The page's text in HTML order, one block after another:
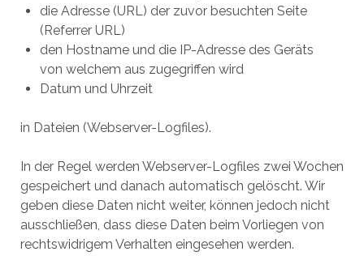
die Adresse (URL) der zuvor besuchten Seite
(Referrer URL)
den Hostname und die IP-Adresse des Geräts
von welchem aus zugegriffen wird
Datum und Uhrzeit
in Dateien (Webserver-Logfiles).
In der Regel werden Webserver-Logfiles zwei Wochen
gespeichert und danach automatisch gelöscht. Wir
geben diese Daten nicht weiter, können jedoch nicht
ausschließen, dass diese Daten beim Vorliegen von
rechtswidrigem Verhalten eingesehen werden.